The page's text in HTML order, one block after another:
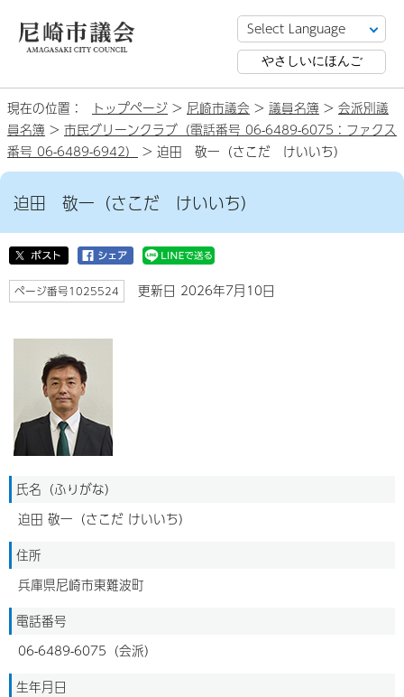
やさしいにほんご
現在の位置： トップページ > 尼崎市議会 > 議員名簿 > 会派別議
員名簿 > 市民グリーンクラブ（電話番号 06-6489-6075：ファクス
番号 06-6489-6942）
> 迫田 敬一（さこだ けいいち）
迫田 敬一（さこだ けいいち）
ページ番号1025524 更新日 2026年7月10日
氏名（ふりがな）
迫田 敬一（さこだ けいいち）
住所
兵庫県尼崎市東難波町
電話番号
06-6489-6075（会派）
生年月日